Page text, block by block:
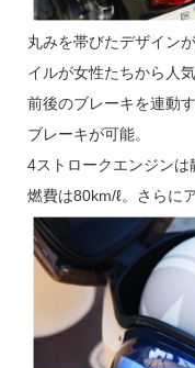
丸みを帯びたデザイン
イルが女性たちから人気
前後のブレーキを連動
ブレーキが可能。
4ストロークエンジンは
燃費は80km/ℓ。さらに